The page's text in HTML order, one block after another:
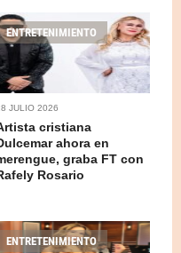
ENTRETENIMIENTO
JULIO 2026
cristiana
ahora en
graba FT con
Rosario
ENTRETENIMIENTO